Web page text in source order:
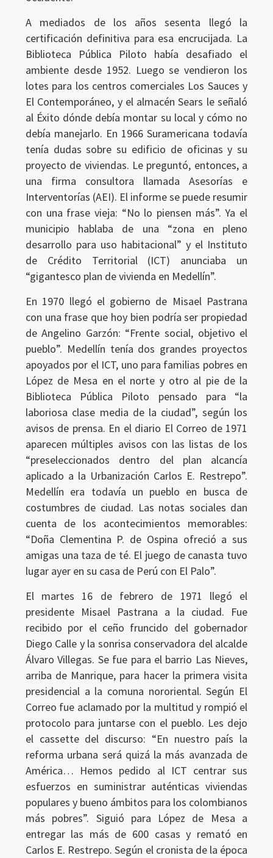
A mediados de los años sesenta llegó la
certificación definitiva para esa encrucijada. La
Biblioteca Pública Piloto había desafiado el
ambiente desde 1952. Luego se vendieron los
lotes para los centros comerciales Los Sauces y
El Contemporáneo, y el almacén Sears le señaló
al Éxito dónde debía montar su local y cómo no
debía manejarlo. En 1966 Suramericana todavía
tenía dudas sobre su edificio de oficinas y su
proyecto de viviendas. Le preguntó, entonces, a
una firma consultora llamada Asesorías e
Interventorías (AEI). El informe se puede resumir
con una frase vieja: “No lo piensen más”. Ya el
municipio hablaba de una “zona en pleno
desarrollo para uso habitacional” y el Instituto
de Crédito Territorial (ICT) anunciaba un
“gigantesco plan de vivienda en Medellín”.
En 1970 llegó el gobierno de Misael Pastrana
con una frase que hoy bien podría ser propiedad
de Angelino Garzón: “Frente social, objetivo el
pueblo”. Medellín tenía dos grandes proyectos
apoyados por el ICT, uno para familias pobres en
López de Mesa en el norte y otro al pie de la
Biblioteca Pública Piloto pensado para “la
laboriosa clase media de la ciudad”, según los
avisos de prensa. En el diario El Correo de 1971
aparecen múltiples avisos con las listas de los
“preseleccionados dentro del plan alcancía
aplicado a la Urbanización Carlos E. Restrepo”.
Medellín era todavía un pueblo en busca de
costumbres de ciudad. Las notas sociales dan
cuenta de los acontecimientos memorables:
“Doña Clementina P. de Ospina ofreció a sus
amigas una taza de té. El juego de canasta tuvo
lugar ayer en su casa de Perú con El Palo”.
El martes 16 de febrero de 1971 llegó el
presidente Misael Pastrana a la ciudad. Fue
recibido por el ceño fruncido del gobernador
Diego Calle y la sonrisa conservadora del alcalde
Álvaro Villegas. Se fue para el barrio Las Nieves,
arriba de Manrique, para hacer la primera visita
presidencial a la comuna nororiental. Según El
Correo fue aclamado por la multitud y rompió el
protocolo para juntarse con el pueblo. Les dejo
el cassette del discurso: “En nuestro país la
reforma urbana será quizá la más avanzada de
América… Hemos pedido al ICT centrar sus
esfuerzos en suministrar auténticas viviendas
populares y bueno ámbitos para los colombianos
más pobres”. Siguió para López de Mesa a
entregar las más de 600 casas y remató en
Carlos E. Restrepo. Según el cronista de la época
Ingresar